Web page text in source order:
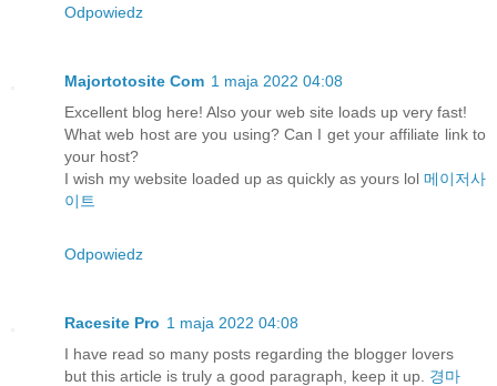
Odpowiedz
Majortotosite Com 1 maja 2022 04:08
Excellent blog here! Also your web site loads up very fast!
What web host are you using? Can I get your affiliate link to
your host?
I wish my website loaded up as quickly as yours lol 메이저사
이트
Odpowiedz
Racesite Pro 1 maja 2022 04:08
I have read so many posts regarding the blogger lovers
but this article is truly a good paragraph, keep it up. 경마